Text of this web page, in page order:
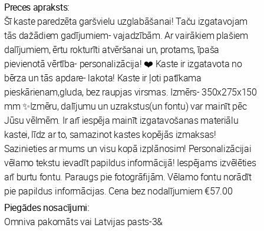
Preces apraksts:
Šī kaste paredzēta garšvielu uzglabāšanai! Taču izgatavojam
tās dažādiem gadījumiem- vajadzībām. Ar vairākiem plašiem
dalījumiem, ērtu rokturīti atvēršanai un, protams, īpaša
pievienotā vērtība- personalizācija! ❤️ Kaste ir izgatavota no
bērza un tās apdare- lakota! Kaste ir ļoti patīkama
pieskārienam,gluda, bez raupjas virsmas. Izmērs- 350x275x150
mm ✨Izmēru, dalījumu un uzrakstus(un fontu) var mainīt pēc
Jūsu vēlmēm. Ir arī iespēja mainīt izgatavošanas materiālu
kastei, līdz ar to, samazinot kastes kopējās izmaksas!
Sazinieties ar mums un visu kopā izplānosim! Personalizācijai
vēlamo tekstu ievadīt papildus informācijā! Iespējams izvēlēties
arī burtu fontu. Paraugs pie fotogrāfijām. Vēlamo fontu norādīt
pie papildus informācijas. Cena bez nodalījumiem €57.00
Piegādes nosacījumi:
Omniva pakomāts vai Latvijas pasts-3&